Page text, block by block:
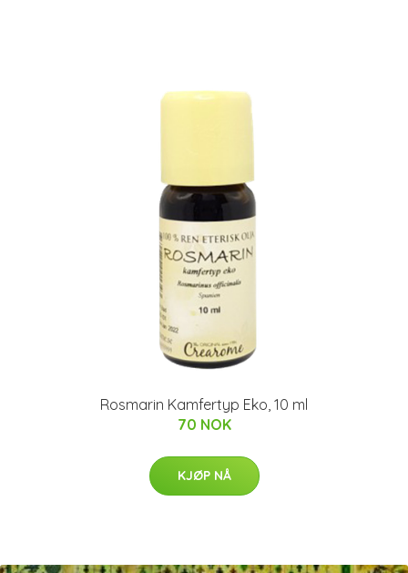
Rosmarin Kamfertyp Eko, 10 ml
70 NOK
KJØP NÅ